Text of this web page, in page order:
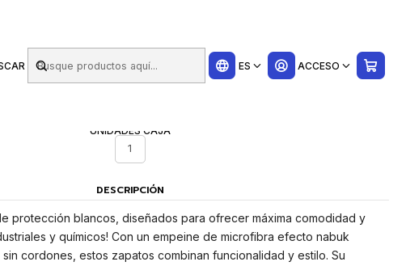
ES ACCESO
Anatomic
UNIDADES CAJA
1
DESCRIPCIÓN
protección blancos, diseñados para ofrecer máxima comodidad y
y químicos! Con un empeine de microfibra efecto nabuk
cordones, estos zapatos combinan funcionalidad y estilo. Su